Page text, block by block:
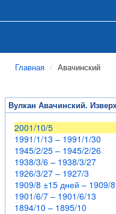
Главная Авачинский
Вулкан Авачинский.
2001/10/5
1991/1/13 – 1991/1/30
1945/2/25 – 1945/2/26
1938/3/6 – 1938/3/27
1926/3/27 – 1927/3
1909/8 ±15 дней – 1909/8
1901/6/7 – 1901/6/13
1894/10 – 1895/10